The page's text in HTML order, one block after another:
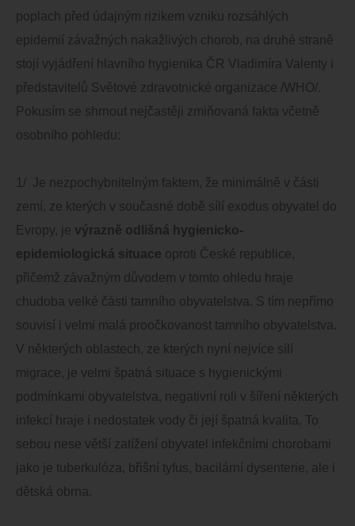
poplach před údajným rizikem vzniku rozsáhlých
epidemií závažných nakažlivých chorob, na druhé straně
stojí vyjádření hlavního hygienika ČR Vladimíra Valenty i
představitelů Světové zdravotnické organizace /WHO/.
Pokusím se shrnout nejčastěji zmiňovaná fakta včetně
osobního pohledu:
1/ Je nezpochybnitelným faktem, že minimálně v části
zemí, ze kterých v současné době sílí exodus obyvatel do
Evropy, je výrazně odlišná hygienicko-
epidemiologická situace oproti České republice,
přičemž závažným důvodem v tomto ohledu hraje
chudoba velké části tamního obyvatelstva. S tím nepřímo
souvisí i velmi malá proočkovanost tamního obyvatelstva.
V některých oblastech, ze kterých nyní nejvíce sílí
migrace, je velmi špatná situace s hygienickými
podmínkami obyvatelstva, negativní roli v šíření některých
infekcí hraje i nedostatek vody či její špatná kvalita. To
sebou nese větší zatížení obyvatel infekčními chorobami
jako je tuberkulóza, břišní tyfus, bacilární dysenterie, ale i
dětská obrna.